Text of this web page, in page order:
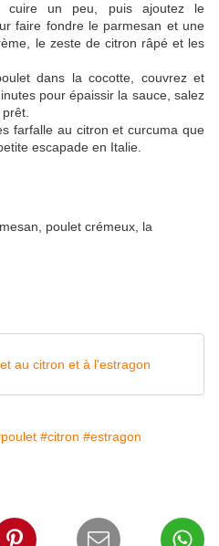
cuire un peu, puis ajoutez le
faire fondre le parmesan et une
le zeste de citron râpé et les
dans la cocotte, couvrez et
pour épaissir la sauce, salez
farfalle au citron et curcuma que
escapade en Italie.
au citron et à l'estragon
#citron #estragon